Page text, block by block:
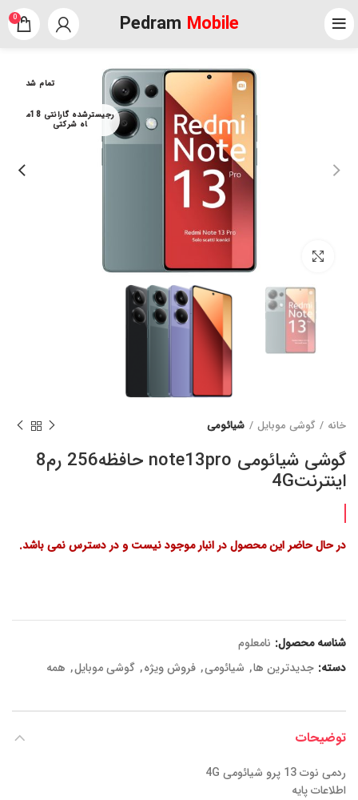
Pedram Mobile
0
تمام شد
رجیسترشده گارانتی 18م
اه شرکتی
خانه گوشی موبایل شیائومی
گوشی شیائومی note13pro حافظه256 رم8
اینترنت4G
در حال حاضر این محصول در انبار موجود نیست و در دسترس نمی باشد.
شناسه محصول: نامعلوم
دسته: جدیدترین ها, شیائومی, فروش ویژه, گوشی موبایل, همه
توضیحات
ردمی نوت 13 پرو شیائومی 4G
اطلاعات پایه